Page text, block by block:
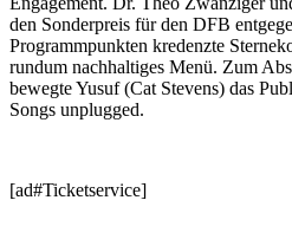
den Sonderpreis für den DFB
Programmpunkten kredenzte
rundum nachhaltiges Menü. Zum
bewegte Yusuf (Cat Stevens) das
Songs unplugged.
[ad#Ticketservice]